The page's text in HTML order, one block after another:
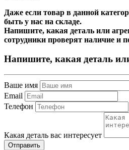
Даже если товар в данной
быть у нас на складе.
Напишите, какая деталь или
сотрудники проверят наличие и
Напишите, какая деталь
Ваше имя
Email
Телефон
Какая деталь вас интересует
Отправить